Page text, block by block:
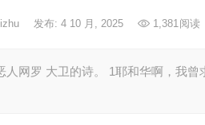
发布: 4 10 月, 2025 1,381阅读
人网罗 大卫的诗。 1耶和华啊，我